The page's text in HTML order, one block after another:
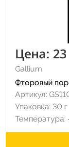
Цена:
Gallium
Фторовый
Артикул:
Упаковка: 30 г
Температура: